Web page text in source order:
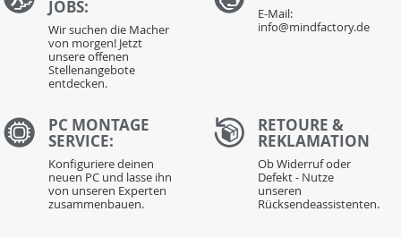
JOBS:
Wir suchen die Macher
von morgen! Jetzt
unsere offenen
Stellenangebote
entdecken.
E-Mail:
info@mindfactory.de
PC MONTAGE
SERVICE:
Konfiguriere deinen
neuen PC und lasse ihn
von unseren Experten
zusammenbauen.
RETOURE &
REKLAMATION
Ob Widerruf oder
Defekt - Nutze
unseren
Rücksendeassistenten.